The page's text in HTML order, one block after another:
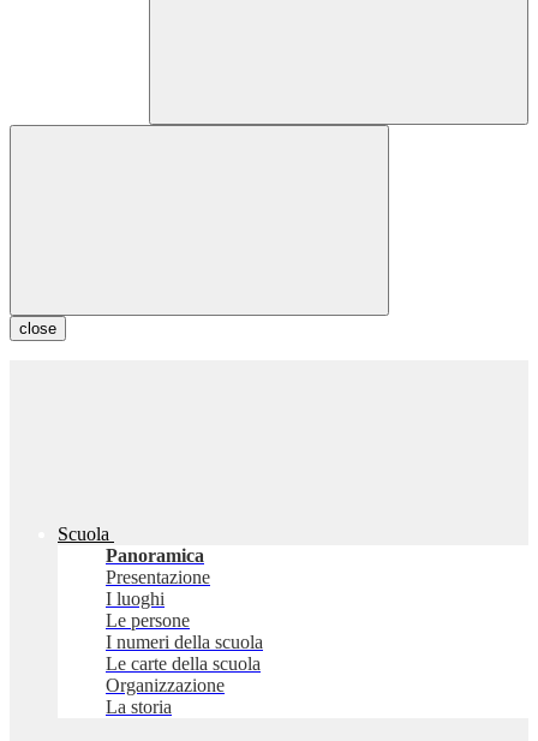
close
Scuola
Panoramica
Presentazione
I luoghi
Le persone
I numeri della scuola
Le carte della scuola
Organizzazione
La storia